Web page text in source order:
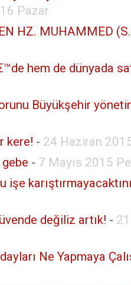
Pazar
HZ. MUHAMMED
hem de dünyada
Büyükşehir
kere! - 24 Haziran
- 7 Mayıs 2015
işe
değiliz artık! -
Ne Yapmaya